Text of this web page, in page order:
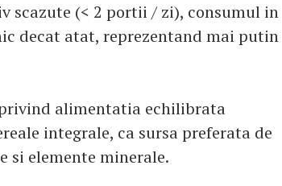
scazute (< 2 portii / zi), consumul in
decat atat, reprezentand mai putin
alimentatia echilibrata
integrale, ca sursa preferata de
si elemente minerale.